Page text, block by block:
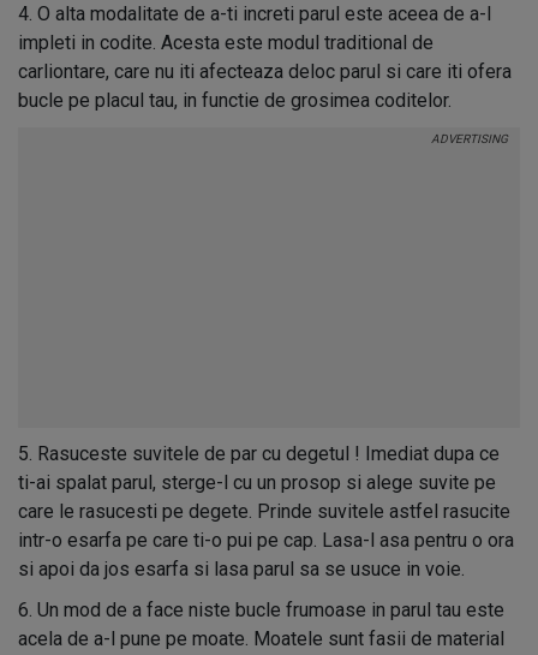
4. O alta modalitate de a-ti increti parul este aceea de a-l
impleti in codite. Acesta este modul traditional de
carliontare, care nu iti afecteaza deloc parul si care iti ofera
bucle pe placul tau, in functie de grosimea coditelor.
5. Rasuceste suvitele de par cu degetul ! Imediat dupa ce
ti-ai spalat parul, sterge-l cu un prosop si alege suvite pe
care le rasucesti pe degete. Prinde suvitele astfel rasucite
intr-o esarfa pe care ti-o pui pe cap. Lasa-l asa pentru o ora
si apoi da jos esarfa si lasa parul sa se usuce in voie.
6. Un mod de a face niste bucle frumoase in parul tau este
acela de a-l pune pe moate. Moatele sunt fasii de material